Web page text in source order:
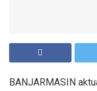
BANJARMASIN